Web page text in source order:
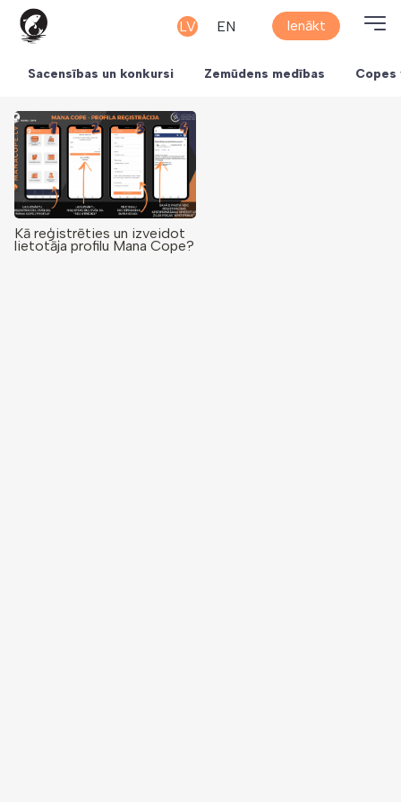
LV EN Ienākt
Sacensības un konkursi Zemūdens medības
Kā reģistrēties un izveidot
lietotāja profilu Mana Cope?